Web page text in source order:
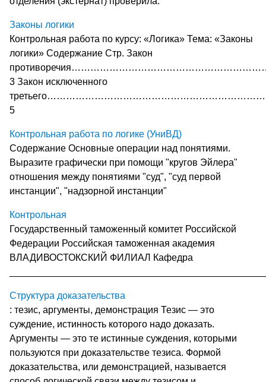
Законы логики
Контрольная работа по курсу: «Логика» Тема: «Законы
логики» Содержание Стр. Закон
3 Закон исключенного
5
Контрольная работа по логике (УниВД)
Содержание Основные операции над понятиями.
Выразите графически при помощи "кругов Эйлера"
отношения между понятиями "суд", "суд первой
инстанции", "надзорной инстанции"
Контрольная
Государственный таможенный комитет Российской
Федерации Российская таможенная академия
ВЛАДИВОСТОКСКИЙ ФИЛИАЛ Кафедра
Структура доказательства
: тезис, аргументы, демонстрация Тезис — это
суждение, истинность которого надо доказать.
Аргументы — это те истинные суждения, которыми
пользуются при доказательстве тезиса. Формой
доказательства, или демон­страцией, называется